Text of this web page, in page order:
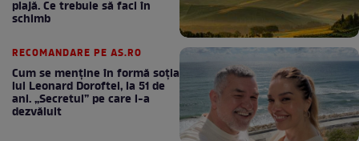
plajă. Ce trebuie să faci în
schimb
RECOMANDARE PE AS.RO
Cum se menţine în formă soţia
lui Leonard Doroftei, la 51 de
ani. „Secretul” pe care l-a
dezvăluit